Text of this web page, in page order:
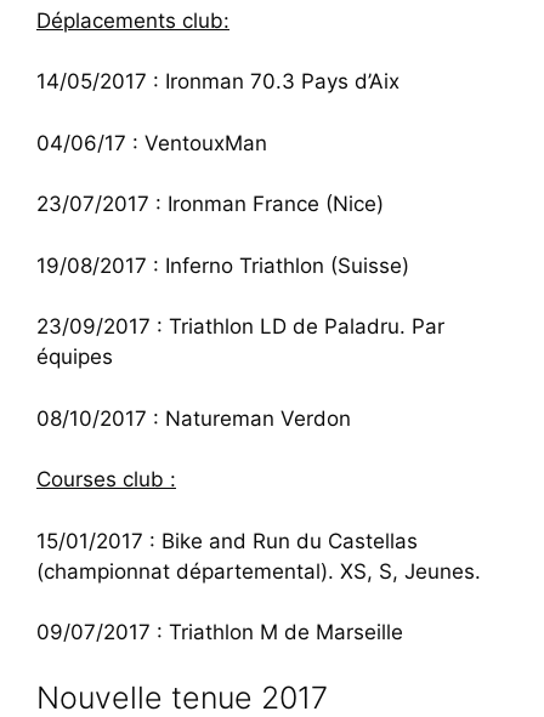
Déplacements club:
14/05/2017 : Ironman 70.3 Pays d’Aix
04/06/17 : VentouxMan
23/07/2017 : Ironman France (Nice)
19/08/2017 : Inferno Triathlon (Suisse)
23/09/2017 : Triathlon LD de Paladru. Par
équipes
08/10/2017 : Natureman Verdon
Courses club :
15/01/2017 : Bike and Run du Castellas
(championnat départemental). XS, S, Jeunes.
09/07/2017 : Triathlon M de Marseille
Nouvelle tenue 2017